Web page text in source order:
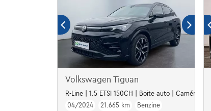
Volkswagen Tiguan
R-Line | 1.5 ETSI 150CH | Boite auto | Caméra |
04/2024
21.665 km
Benzine